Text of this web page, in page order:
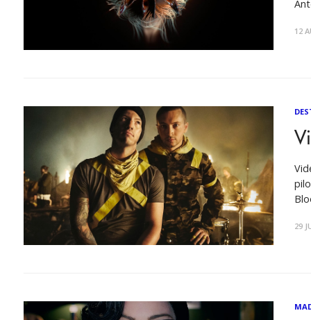
12
29